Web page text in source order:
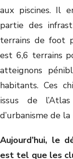
aux piscines. Il
partie des
terrains de foot
est 6,6 terrains
atteignons
habitants. Ces
issus de
d’urbanisme de
Aujourd’hui, le
est tel que les